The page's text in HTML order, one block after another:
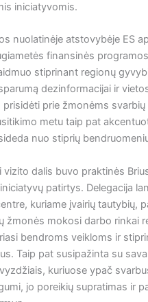
iniciatyvomis.
nuolatinėje atstovybėje ES
finansinės
stiprinant regionų
dezinformacijai ir
prisidėti prie žmonėms
metu taip pat
nuo stiprių
vizito dalis buvo praktinės
patirtys. Delegacija
kuriame įvairių tautybių,
žmonės mokosi darbo rinkai
bendroms veikloms ir
Taip pat susipažinta su
kuriuose ypač
jo poreikių supratimas ir